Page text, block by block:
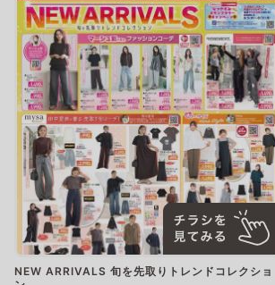
NEW ARRIVALS 旬を先取りトレンドコレクショ